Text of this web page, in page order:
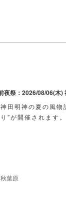
08/06(木) 神田明神納涼祭り：
神田明神の夏の風物
り”が開催されます。
秋葉原